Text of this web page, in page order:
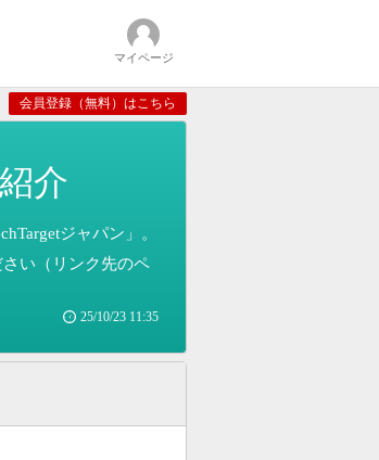
マイページ
会員登録（無料）はこちら
介
ジャパン」。
い（リンク先のペ
25/10/23 11:35